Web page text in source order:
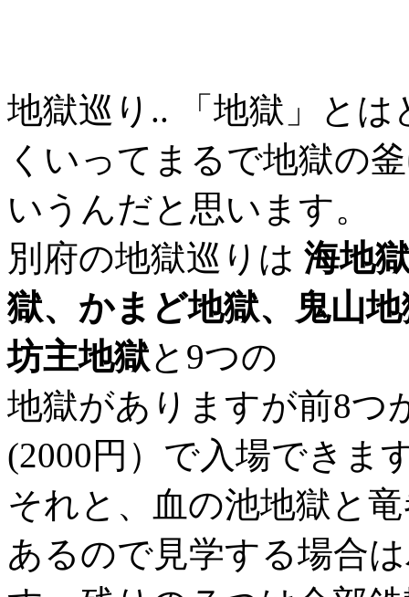
地獄巡り.. 「地獄」と
くいってまるで地獄の
いうんだと思います。
別府の地獄巡りは 海地
獄、かまど地獄、鬼山
坊主地獄と9つの
地獄がありますが前8つ
(2000円）で入場できま
それと、血の池地獄と
あるので見学する場合